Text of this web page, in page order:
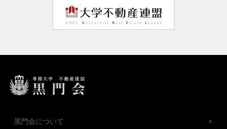
黒門会について